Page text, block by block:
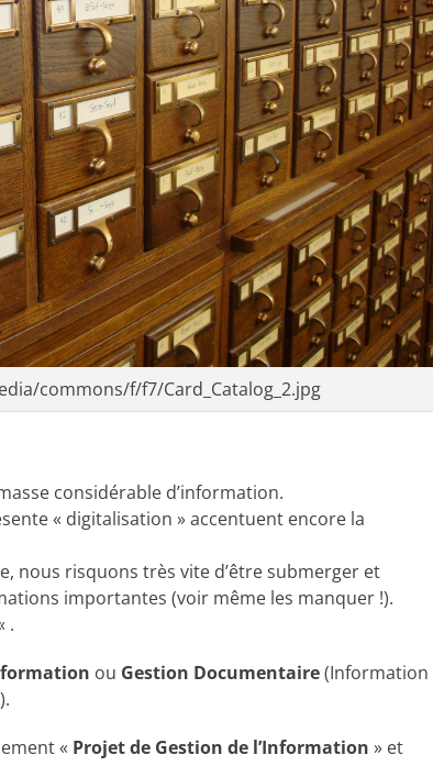
commons/f/f7/Card_Catalog_2.jpg
considérable d’information.
« digitalisation » accentuent encore la
nous risquons très vite d’être submerger et
importantes (voir même les manquer !).
.
ou Gestion Documentaire(Information
« Projet de Gestion de l’Information » et